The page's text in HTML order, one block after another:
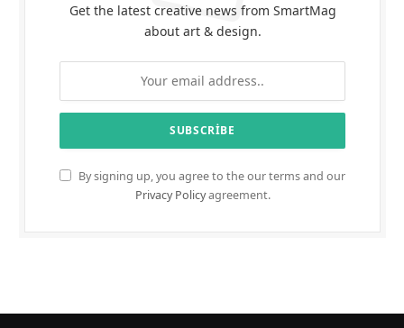
Get the latest creative news from SmartMag
about art & design.
By signing up, you agree to the our terms and our
Privacy Policyagreement.